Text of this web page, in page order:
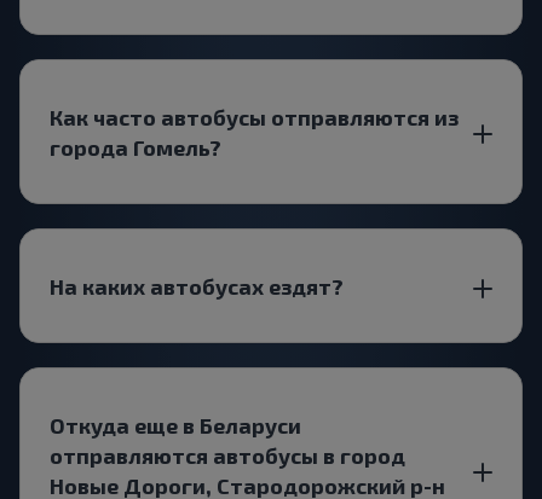
Как часто автобусы отправляются из
города Гомель?
На каких автобусах ездят?
Откуда еще в Беларуси
отправляются автобусы в город
Новые Дороги, Стародорожский р-н